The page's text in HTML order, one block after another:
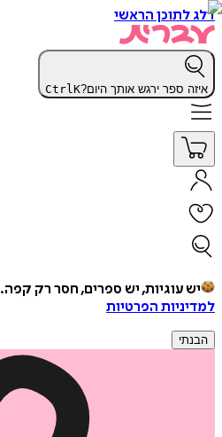
דלג לתוכן הראשי
איזה ספר ירגש אותך היום? CtrlK
יש עוגיות, יש ספרים, חסר רק קפה.
למדיניות הפרטיות
הבנתי